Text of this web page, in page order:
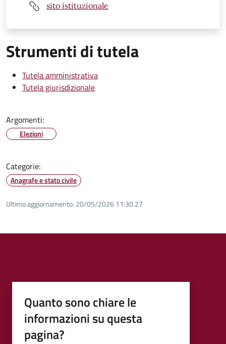
sito istituzionale
Strumenti di tutela
Tutela amministrativa
Tutela giurisdizionale
Argomenti:
Elezioni
Categorie:
Anagrafe e stato civile
Ultimo aggiornamento: 20/05/2026 11:30.27
Quanto sono chiare le
informazioni su questa
pagina?